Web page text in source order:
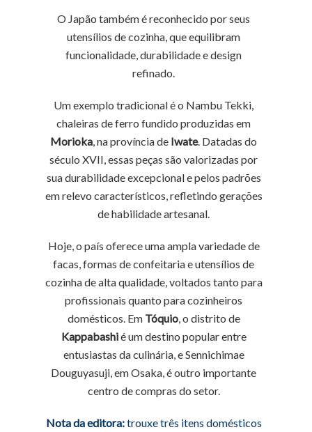
O Japão também é reconhecido por seus
utensílios de cozinha, que equilibram
funcionalidade, durabilidade e design
refinado.
Um exemplo tradicional é o Nambu Tekki,
chaleiras de ferro fundido produzidas em
Morioka, na província de Iwate. Datadas do
século XVII, essas peças são valorizadas por
sua durabilidade excepcional e pelos padrões
em relevo característicos, refletindo gerações
de habilidade artesanal.
Hoje, o país oferece uma ampla variedade de
facas, formas de confeitaria e utensílios de
cozinha de alta qualidade, voltados tanto para
profissionais quanto para cozinheiros
domésticos. Em Tóquio, o distrito de
Kappabashié um destino popular entre
entusiastas da culinária, e Sennichimae
Douguyasuji, em Osaka, é outro importante
centro de compras do setor.
Nota da editora:trouxe três itens domésticos